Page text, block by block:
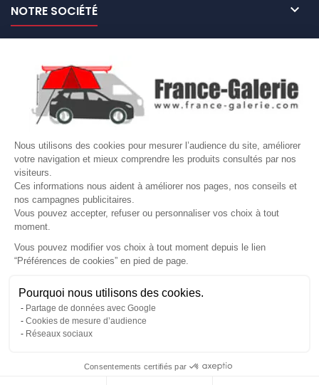
Nous utilisons des cookies pour mesurer l’audience du site, améliorer
votre navigation et mieux comprendre les produits consultés par nos
visiteurs.
Ces informations nous aident à améliorer nos pages, nos conseils et
nos campagnes publicitaires.
Vous pouvez accepter, refuser ou personnaliser vos choix à tout
moment.
Vous pouvez modifier vos choix à tout moment depuis le lien
“Préférences de cookies” en pied de page.
Pourquoi nous utilisons des cookies.
Partage de données avec Google
Cookies de mesure d’audience
Réseaux sociaux
Consentements certifiés par
Gérer mes cookies
NOTRE SOCIÉTÉ 
VOTRE COMPTE 
Site protégé par reCAPTCHA.
LETTRE D'INFORMATIONS
© Copyright 2026 France Galerie. Tous droits reservés.